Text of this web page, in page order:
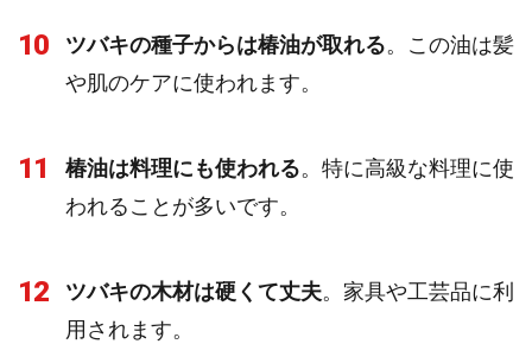
10 ツバキの種子からは椿油が取れる。この油は髪
や肌のケアに使われます。
11 椿油は料理にも使われる。特に高級な料理に使
われることが多いです。
12 ツバキの木材は硬くて丈夫。家具や工芸品に利
用されます。